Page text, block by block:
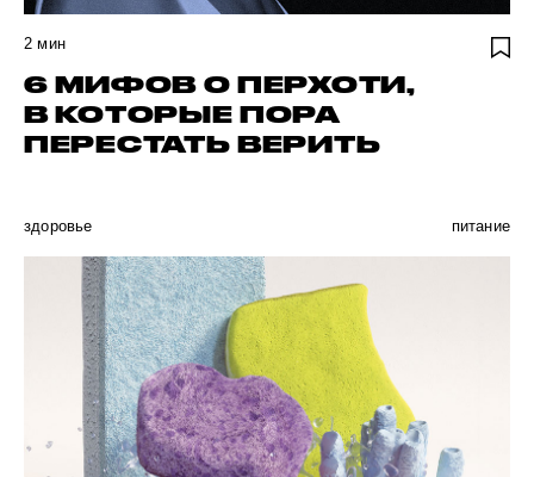
2 мин
6 МИФОВ О ПЕРХОТИ,
В КОТОРЫЕ ПОРА
ПЕРЕСТАТЬ ВЕРИТЬ
здоровье питание